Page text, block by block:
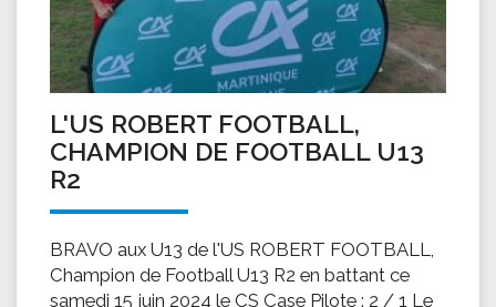
L'US ROBERT FOOTBALL,
CHAMPION DE FOOTBALL U13
R2
BRAVO aux U13 de l'US ROBERT FOOTBALL,
Champion de Football U13 R2 en battant ce
samedi 15 juin 2024 le CS Case Pilote : 2 / 1 Le